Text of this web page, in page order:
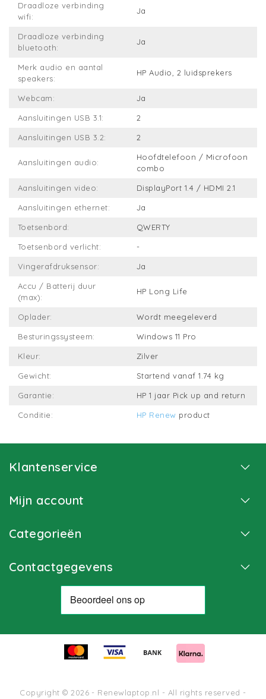
Draadloze verbinding
wifi:
Ja
Draadloze verbinding
bluetooth:
Ja
Merk audio en aantal
speakers:
HP Audio, 2 luidsprekers
Webcam: Ja
Aansluitingen USB 3.1: 2
Aansluitingen USB 3.2: 2
Aansluitingen audio:
Hoofdtelefoon / Microfoon
combo
Aansluitingen video: DisplayPort 1.4 / HDMI 2.1
Aansluitingen ethernet: Ja
Toetsenbord: QWERTY
Toetsenbord verlicht: -
Vingerafdruksensor: Ja
Accu / Batterij duur
(max):
HP Long Life
Oplader: Wordt meegeleverd
Besturingssysteem: Windows 11 Pro
Kleur: Zilver
Gewicht: Startend vanaf 1.74 kg
Garantie: HP 1 jaar Pick up and return
Conditie: HP Renew product
Klantenservice
Mijn account
Categorieën
Contactgegevens
Copyright © 2026 - Renewlaptop.nl - All rights reserved -